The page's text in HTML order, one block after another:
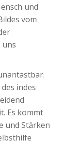
und
vom
uns
indes
Es kommt
und Stärken